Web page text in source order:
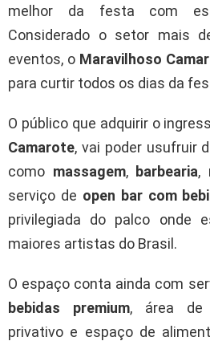
melhor da festa com
Considerado o setor mais
eventos, o Maravilhoso
para curtir todos os dias da
O público que adquirir o
Camarote, vai poder usufruir
como massagem, barbearia,
serviço de open bar com
privilegiada do palco onde
maiores artistas do Brasil.
O espaço conta ainda com
bebidas premium, área de
privativo e espaço de